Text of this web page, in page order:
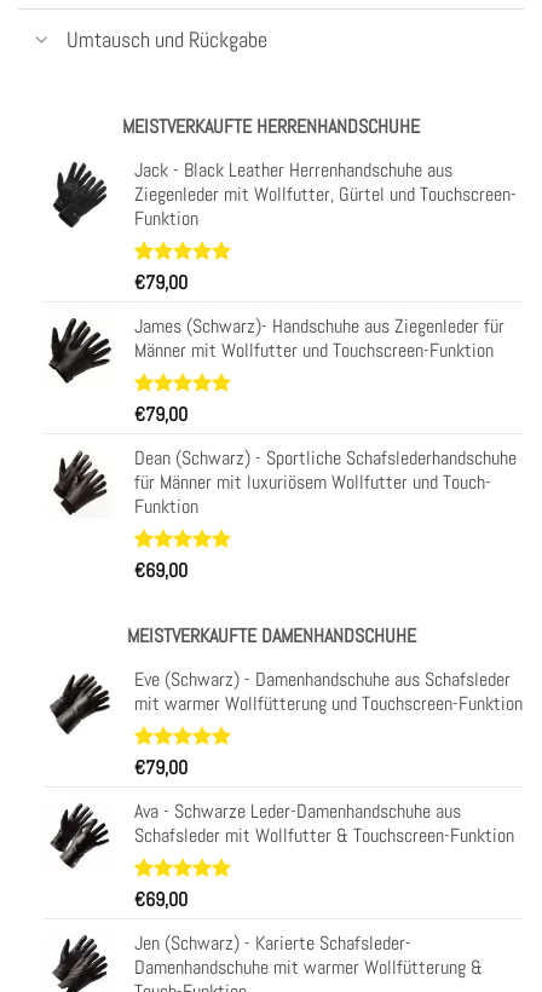
Umtausch und Rückgabe
MEISTVERKAUFTE HERRENHANDSCHUHE
Jack - Black Leather Herrenhandschuhe aus
Ziegenleder mit Wollfutter, Gürtel und Touchscreen-
Funktion
Bewertet
mit
von 5,
basierend
auf
34
Kundenbewertungen
€79,00
James (Schwarz)- Handschuhe aus Ziegenleder für
Männer mit Wollfutter und Touchscreen-Funktion
Bewertet
mit
von 5,
basierend
auf
31
Kundenbewertungen
€79,00
Dean (Schwarz) - Sportliche Schafslederhandschuhe
für Männer mit luxuriösem Wollfutter und Touch-
Funktion
Bewertet
mit
basierend
auf
29
€69,00
MEISTVERKAUFTE DAMENHANDSCHUHE
Eve (Schwarz) - Damenhandschuhe aus Schafsleder
mit warmer Wollfütterung und Touchscreen-Funktion
Bewertet
mit
von 5,
basierend
auf
11
Kundenbewertungen
€79,00
Ava - Schwarze Leder-Damenhandschuhe aus
Schafsleder mit Wollfutter & Touchscreen-Funktion
Bewertet
mit
von 5,
basierend
auf
23
€69,00
Jen (Schwarz) - Karierte Schafsleder-
Damenhandschuhe mit warmer Wollfütterung &